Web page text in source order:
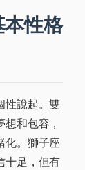
性格
性說起。雙
和包容，
化。獅子座
十足，但有